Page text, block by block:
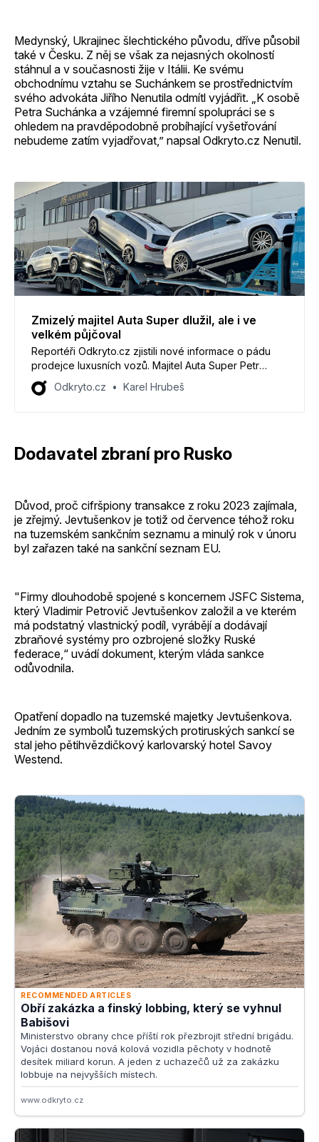
Medynský, Ukrajinec šlechtického původu, dříve působil
také v Česku. Z něj se však za nejasných okolností
stáhnul a v současnosti žije v Itálii. Ke svému
obchodnímu vztahu se Suchánkem se prostřednictvím
svého advokáta Jiřího Nenutila odmítl vyjádřit. „K osobě
Petra Suchánka a vzájemné firemní spolupráci se s
ohledem na pravděpodobně probíhající vyšetřování
nebudeme zatím vyjadřovat,” napsal Odkryto.cz Nenutil.
Zmizelý majitel Auta Super dlužil, ale i ve
velkém půjčoval
Reportéři Odkryto.cz zjistili nové informace o pádu
prodejce luxusních vozů. Majitel Auta Super Petr
Suchánek půjčoval svému obchodnímu partnerovi
částky v řádu stovek milionů korun.
Odkryto.cz Karel Hrubeš
Dodavatel zbraní pro Rusko
Důvod, proč cifršpiony transakce z roku 2023 zajímala,
je zřejmý. Jevtušenkov je totiž od července téhož roku
na tuzemském sankčním seznamu a minulý rok v únoru
byl zařazen také na sankční seznam EU.
"Firmy dlouhodobě spojené s koncernem JSFC Sistema,
který Vladimir Petrovič Jevtušenkov založil a ve kterém
má podstatný vlastnický podíl, vyrábějí a dodávají
zbraňové systémy pro ozbrojené složky Ruské
federace,“ uvádí dokument, kterým vláda sankce
odůvodnila.
Opatření dopadlo na tuzemské majetky Jevtušenkova.
Jedním ze symbolů tuzemských protiruských sankcí se
stal jeho pětihvězdičkový karlovarský hotel Savoy
Westend.